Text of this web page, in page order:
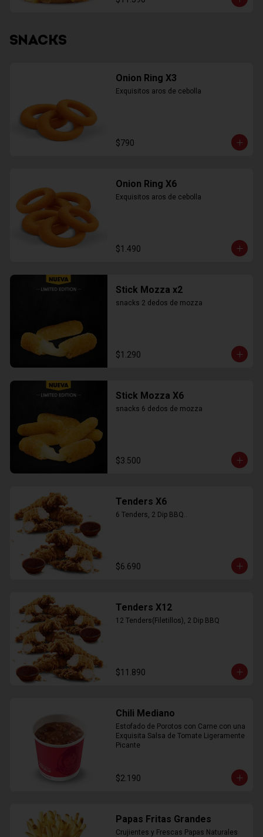
SNACKS
Onion Ring X3
Exquisitos aros de cebolla
$790
Onion Ring X6
Exquisitos aros de cebolla
$1.490
Stick Mozza x2
snacks 2 dedos de mozza
$1.290
Stick Mozza X6
snacks 6 dedos de mozza
$3.500
Tenders X6
6 Tenders, 2 Dip BBQ..
$6.690
Tenders X12
12 Tenders(Filetillos), 2 Dip BBQ
$11.890
Chili Mediano
Estofado de Porotos con Carne con una
Exquisita Salsa de Tomate Ligeramente
Picante
$2.190
Papas Fritas Grandes
Crujientes y Frescas Papas Naturales